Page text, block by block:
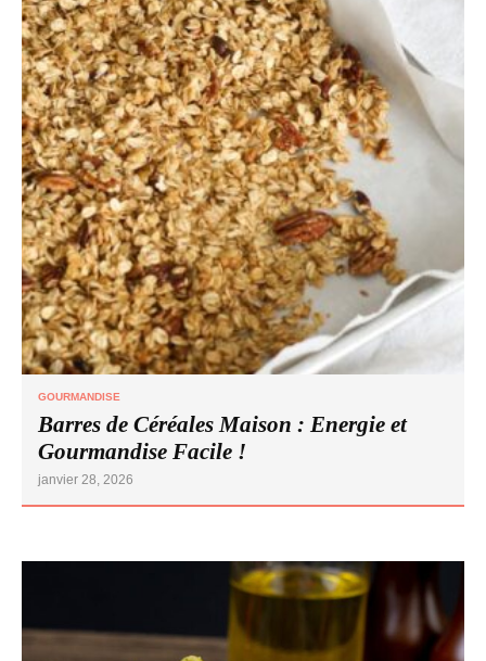
GOURMANDISE
Barres de Céréales Maison : Energie et
Gourmandise Facile !
janvier 28, 2026